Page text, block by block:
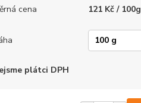
cena
121 Kč / 100g
plátci DPH